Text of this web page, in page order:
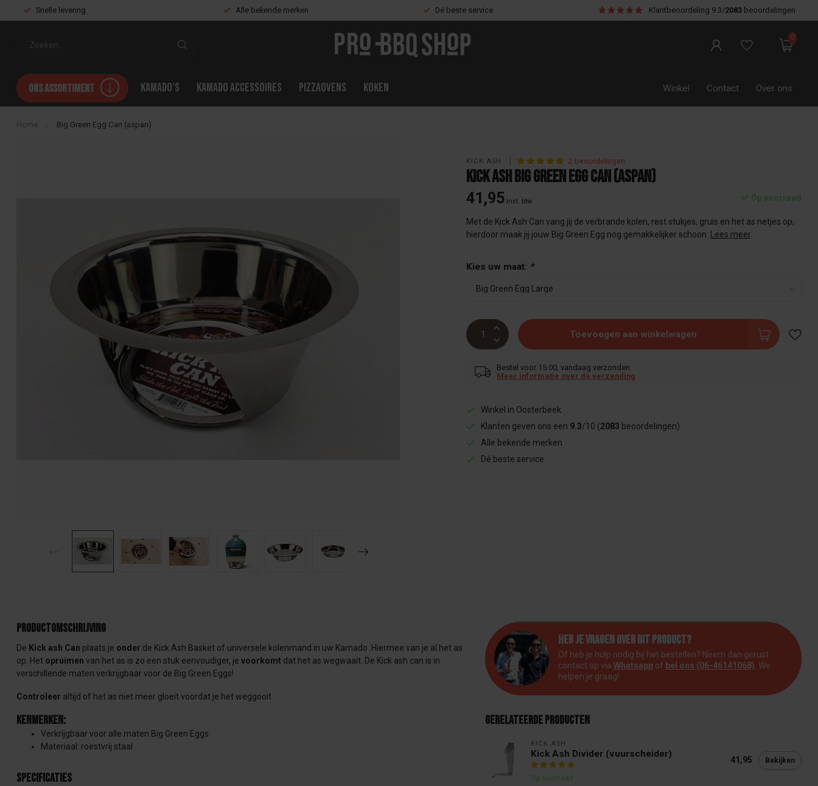
Snelle levering Alle bekende merken Dé beste service Klantbeoordeling 9.3/2083 beoordelingen
0
Ons assortiment Kamado's Kamado accessoires Pizzaovens Koken Winkel Contact Over ons
Home Big Green Egg Can (aspan)
KICK ASH 2 beoordelingen
Kick Ash Big Green Egg Can (aspan)
41,95 Incl. btw Op voorraad
Met de Kick Ash Can vang jij de verbrande kolen, rest stukjes, gruis en het as netjes op,
hierdoor maak jij jouw Big Green Egg nog gemakkelijker schoon.
Lees meer
Kies uw maat: *
Toevoegen aan winkelwagen
Bestel voor 15:00, vandaag verzonden
Meer informatie over de verzending
Winkel in Oosterbeek
Klanten geven ons een 9.3/10 (2083 beoordelingen)
Alle bekende merken
Dé beste service
Productomschrijving
De Kick ash Can plaats je onder de Kick Ash Basket of universele kolenmand in uw Kamado. Hiermee van je al het as
op. Het opruimen van het as is zo een stuk eenvoudiger, je voorkomt dat het as wegwaait. De Kick ash can is in
verschillende maten verkrijgbaar voor de Big Green Eggs!
Controleer altijd of het as niet meer gloeit voordat je het weggooit
Kenmerken:
Verkrijgbaar voor alle maten Big Green Eggs
Materiaal: roestvrij staal
Specificaties
Heb je vragen over dit product?
Of heb je hulp nodig bij het bestellen? Neem dan gerust
contact op via Whatsapp of bel ons (06-46141068) . We
helpen je graag!
Gerelateerde producten
KICK ASH
Kick Ash Divider (vuurscheider)
Op voorraad
41,95 Bekijken